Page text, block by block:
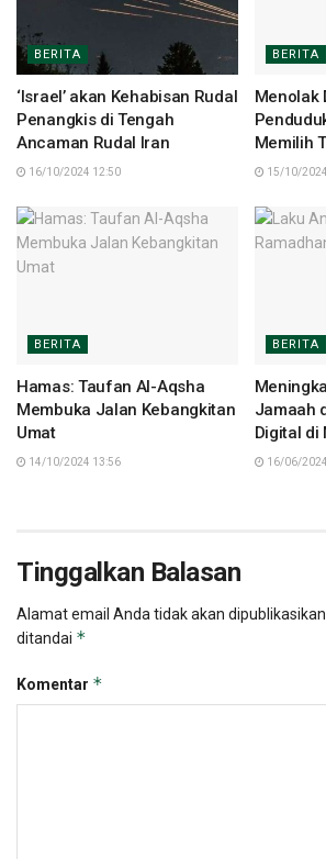
BERITA
‘Israel’ akan Kehabisan Rudal
Penangkis di Tengah
Ancaman Rudal Iran
16/10/2024 12:50
BERITA
Menolak
Memilih
Selatan
15/10/
BERITA
Hamas: Taufan Al-Aqsha
Membuka Jalan Kebangkitan
Umat
14/10/2024 13:56
BERITA
Jamaah
Digital di
16/06/
Tinggalkan Balasan
Alamat email Anda tidak akan
ditandai *
Komentar *